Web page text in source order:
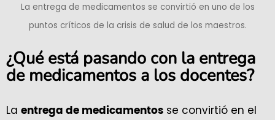
La entrega de medicamentos se convirtió en uno de los
puntos críticos de la crisis de salud de los maestros.
¿Qué está pasando con la entrega
de medicamentos a los docentes?
La entrega de medicamentos se convirtió en el